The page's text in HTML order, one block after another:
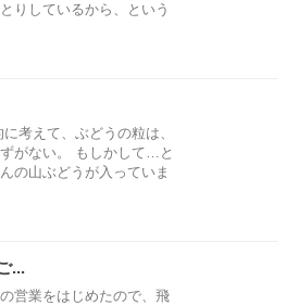
りしているから、という
考えて、ぶどうの粒は、
がない。 もしかして…と
の山ぶどうが入っていま
...
営業をはじめたので、飛